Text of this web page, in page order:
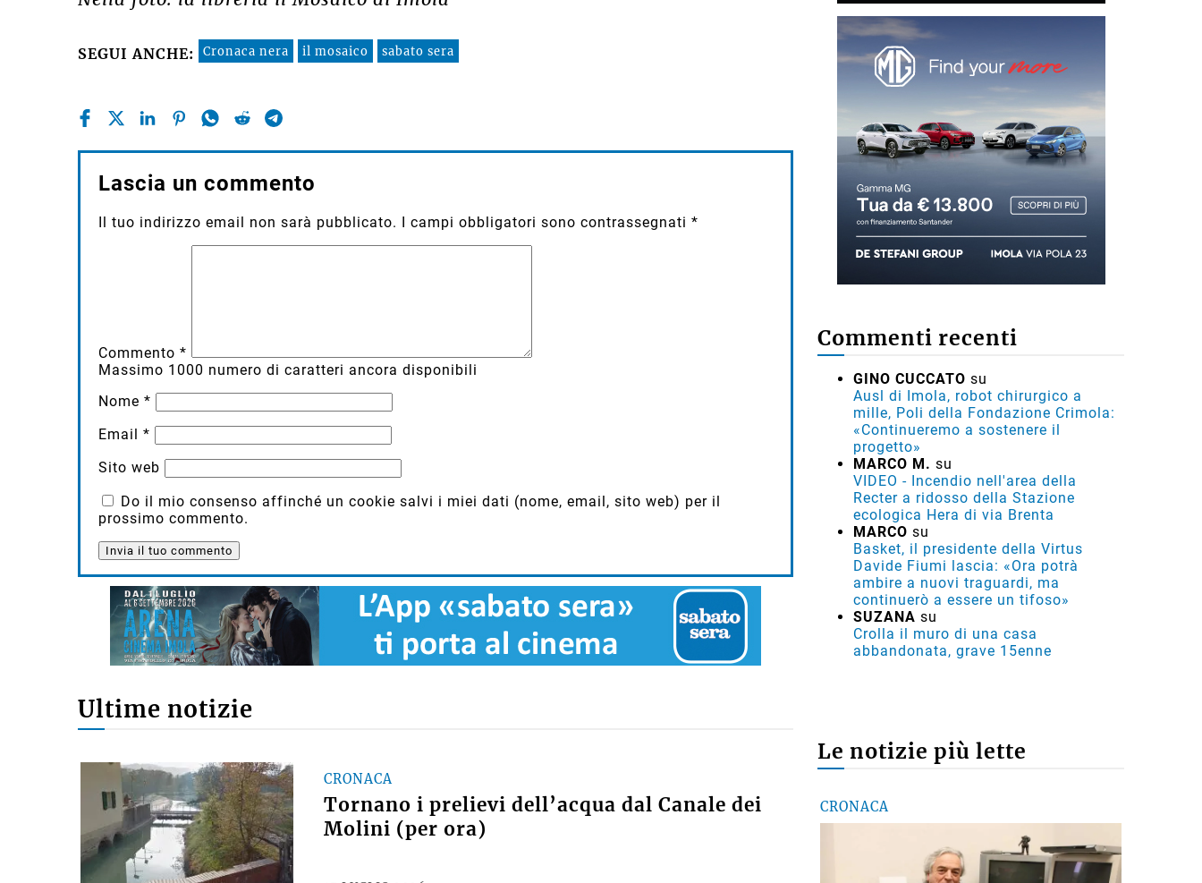
SEGUI ANCHE: Cronaca nera il mosaico sabato sera
Lascia un commento
Il tuo indirizzo email non sarà pubblicato. I campi obbligatori sono contrassegnati *
Commento *
Massimo 1000 numero di caratteri ancora disponibili
Nome *
Email *
Sito web
Do il mio consenso affinché un cookie salvi i miei dati (nome, email, sito web) per il
prossimo commento.
Ultime notizie
CRONACA
Tornano i prelievi dell’acqua dal Canale dei
Molini (per ora)
Commenti recenti
GINO CUCCATO su
Ausl di Imola, robot chirurgico a
mille, Poli della Fondazione Crimola:
«Continueremo a sostenere il
progetto»
MARCO M. su
VIDEO - Incendio nell'area della
Recter a ridosso della Stazione
ecologica Hera di via Brenta
MARCO su
Basket, il presidente della Virtus
Davide Fiumi lascia: «Ora potrà
ambire a nuovi traguardi, ma
continuerò a essere un tifoso»
SUZANA su
Crolla il muro di una casa
abbandonata, grave 15enne
Le notizie più lette
CRONACA